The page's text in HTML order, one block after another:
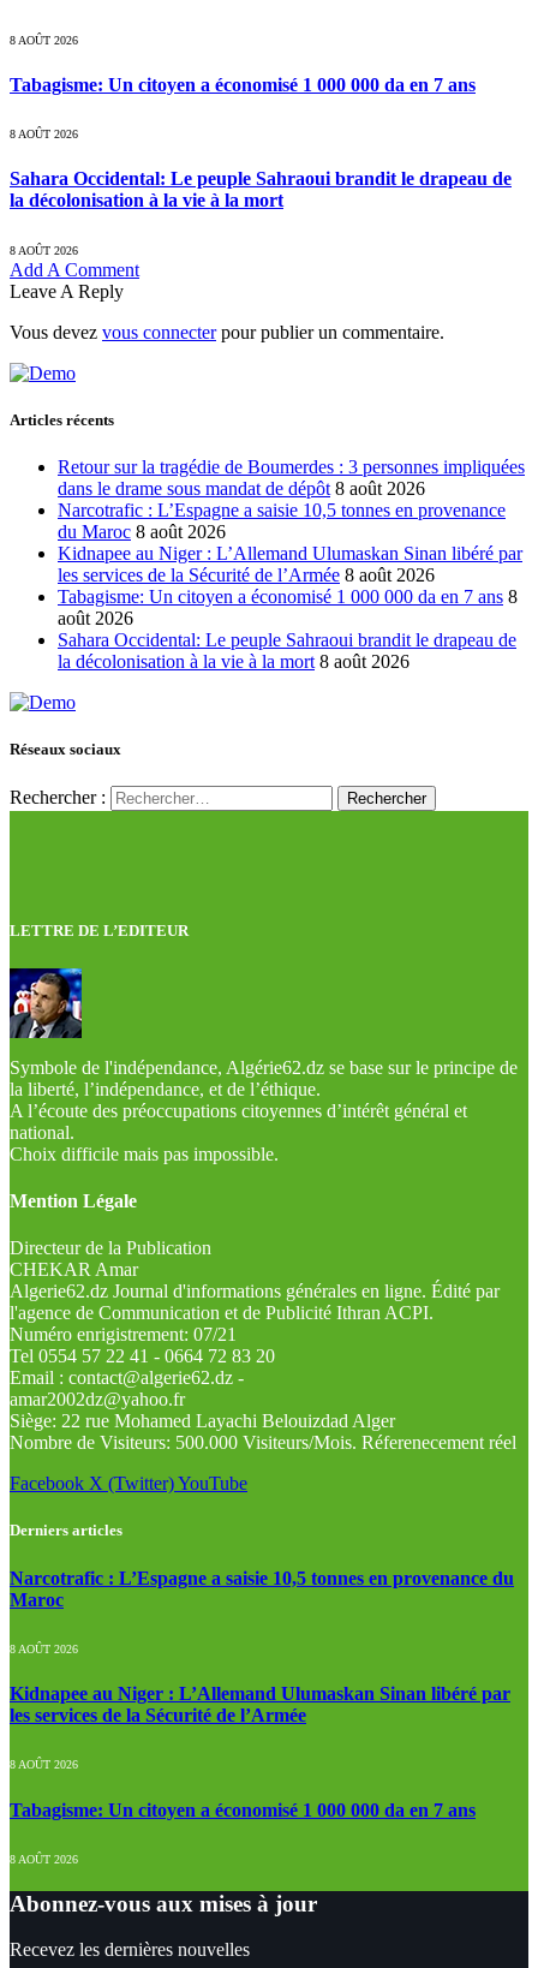
8 AOÛT 2026
Tabagisme: Un citoyen a économisé 1 000 000 da en 7 ans
8 AOÛT 2026
Sahara Occidental: Le peuple Sahraoui brandit le drapeau de
la décolonisation à la vie à la mort
8 AOÛT 2026
Add A Comment
Leave A Reply
Vous devez vous connecterpour publier un commentaire.
Articles récents
Retour sur la tragédie de Boumerdes : 3 personnes impliquées
dans le drame sous mandat de dépôt 8 août 2026
Narcotrafic : L’Espagne a saisie 10,5 tonnes en provenance
du Maroc 8 août 2026
Kidnapee au Niger : L’Allemand Ulumaskan Sinan libéré par
les services de la Sécurité de l’Armée 8 août 2026
Tabagisme: Un citoyen a économisé 1 000 000 da en 7 ans 8
août 2026
Sahara Occidental: Le peuple Sahraoui brandit le drapeau de
la décolonisation à la vie à la mort 8 août 2026
Réseaux sociaux
Rechercher :
LETTRE DE L’EDITEUR
Symbole de l'indépendance, Algérie62.dz se base sur le principe de
la liberté, l’indépendance, et de l’éthique.
A l’écoute des préoccupations citoyennes d’intérêt général et
national.
Choix difficile mais pas impossible.
Mention Légale
Directeur de la Publication
CHEKAR Amar
Algerie62.dz Journal d'informations générales en ligne. Édité par
l'agence de Communication et de Publicité Ithran ACPI.
Numéro enrigistrement: 07/21
Tel 0554 57 22 41 - 0664 72 83 20
Email : contact@algerie62.dz -
amar2002dz@yahoo.fr
Siège: 22 rue Mohamed Layachi Belouizdad Alger
Nombre de Visiteurs: 500.000 Visiteurs/Mois. Réferenecement réel
Facebook X (Twitter)YouTube
Derniers articles
Narcotrafic : L’Espagne a saisie 10,5 tonnes en provenance du
Maroc
8 AOÛT 2026
Kidnapee au Niger : L’Allemand Ulumaskan Sinan libéré par
les services de la Sécurité de l’Armée
8 AOÛT 2026
Tabagisme: Un citoyen a économisé 1 000 000 da en 7 ans
8 AOÛT 2026
Abonnez-vous aux mises à jour
Recevez les dernières nouvelles